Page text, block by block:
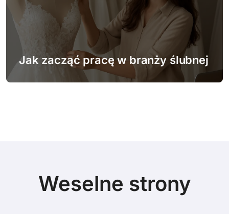
Jak zacząć pracę w branży ślubnej
Weselne strony